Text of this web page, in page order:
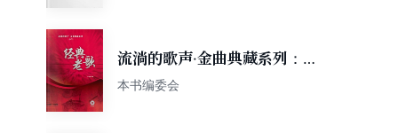
流淌的歌声·金曲典藏系列：经
典老歌
本书编委会